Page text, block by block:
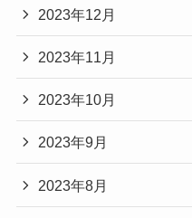
2023年12月
2023年11月
2023年10月
2023年9月
2023年8月